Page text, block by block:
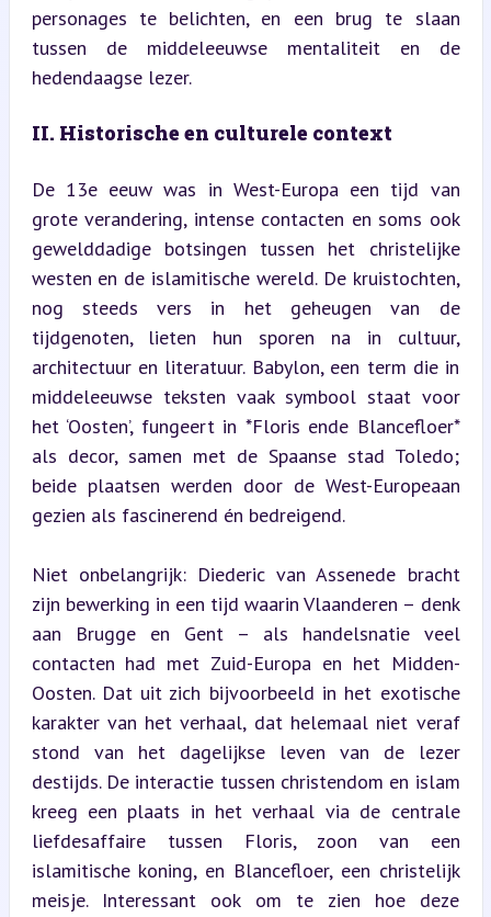
personages te belichten, en een brug te slaan
tussen de middeleeuwse mentaliteit en de
hedendaagse lezer.
II. Historische en culturele context
De 13e eeuw was in West-Europa een tijd van
grote verandering, intense contacten en soms ook
gewelddadige botsingen tussen het christelijke
westen en de islamitische wereld. De kruistochten,
nog steeds vers in het geheugen van de
tijdgenoten, lieten hun sporen na in cultuur,
architectuur en literatuur. Babylon, een term die in
middeleeuwse teksten vaak symbool staat voor
het ‘Oosten’, fungeert in *Floris ende Blancefloer*
als decor, samen met de Spaanse stad Toledo;
beide plaatsen werden door de West-Europeaan
gezien als fascinerend én bedreigend.
Niet onbelangrijk: Diederic van Assenede bracht
zijn bewerking in een tijd waarin Vlaanderen – denk
aan Brugge en Gent – als handelsnatie veel
contacten had met Zuid-Europa en het Midden-
Oosten. Dat uit zich bijvoorbeeld in het exotische
karakter van het verhaal, dat helemaal niet veraf
stond van het dagelijkse leven van de lezer
destijds. De interactie tussen christendom en islam
kreeg een plaats in het verhaal via de centrale
liefdesaffaire tussen Floris, zoon van een
islamitische koning, en Blancefloer, een christelijk
meisje. Interessant ook om te zien hoe deze